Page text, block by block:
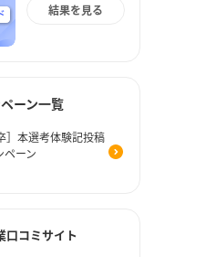
結果を見る
ーン一覧
］本選考体験記投稿
ペーン
口コミサイト